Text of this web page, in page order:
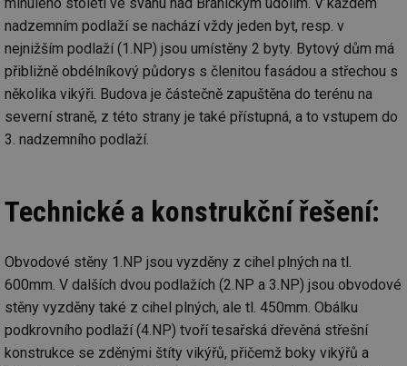
minulého století ve svahu nad Bránickým údolím. V každém
nadzemním podlaží se nachází vždy jeden byt, resp. v
nejnižším podlaží (1.NP) jsou umístěny 2 byty. Bytový dům má
přibližně obdélníkový půdorys s členitou fasádou a střechou s
několika vikýři. Budova je částečně zapuštěna do terénu na
severní straně, z této strany je také přístupná, a to vstupem do
3. nadzemního podlaží.
Technické a konstrukční řešení:
Obvodové stěny 1.NP jsou vyzděny z cihel plných na tl.
600mm. V dalších dvou podlažích (2.NP a 3.NP) jsou obvodové
stěny vyzděny také z cihel plných, ale tl. 450mm. Obálku
podkrovního podlaží (4.NP) tvoří tesařská dřevěná střešní
konstrukce se zděnými štíty vikýřů, přičemž boky vikýřů a